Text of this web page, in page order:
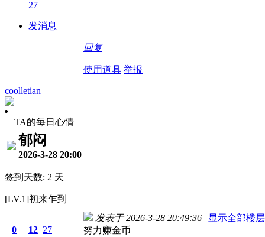
27
发消息
回复
使用道具 举报
coolletian
TA的每日心情
郁闷
2026-3-28 20:00
签到天数: 2 天
[LV.1]初来乍到
0 12 27
发表于 2026-3-28 20:49:36 | 显示全部楼层
努力赚金币